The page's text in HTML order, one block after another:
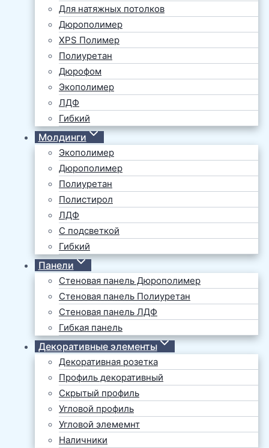
Для натяжных потолков
Дюрополимер
XPS Полимер
Полиуретан
Дюрофом
Экополимер
ЛДФ
Гибкий
Молдинги
Экополимер
Дюрополимер
Полиуретан
Полистирол
ЛДФ
С подсветкой
Гибкий
Панели
Стеновая панель Дюрополимер
Стеновая панель Полиуретан
Стеновая панель ЛДФ
Гибкая панель
Декоративные элементы
Декоративная розетка
Профиль декоративный
Скрытый профиль
Угловой профиль
Угловой элемемнт
Наличники